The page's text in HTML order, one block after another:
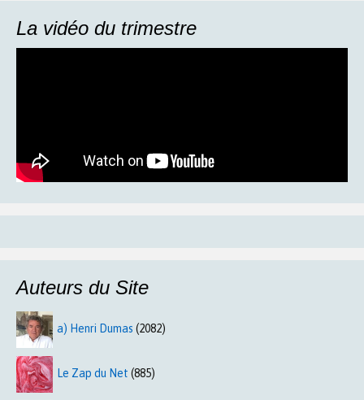
La vidéo du trimestre
Auteurs du Site
a) Henri Dumas (2082)
Le Zap du Net (885)